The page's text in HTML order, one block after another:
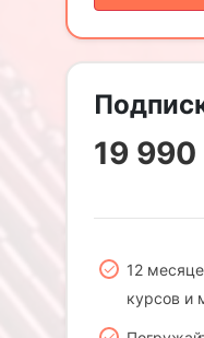
19 990
12
курсов и